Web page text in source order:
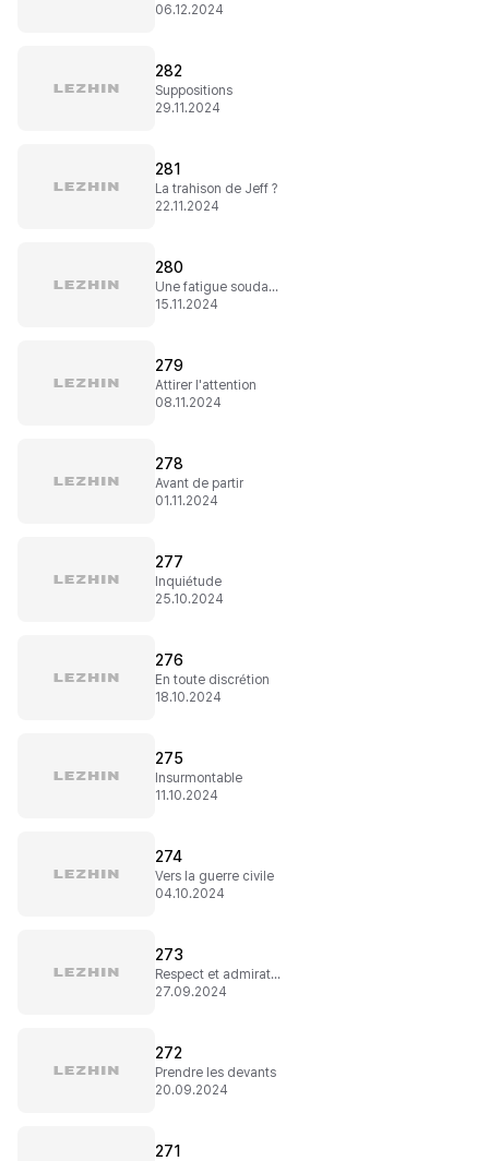
06.12.2024
282
Suppositions
29.11.2024
281
La trahison de Jeff ?
22.11.2024
280
Une fatigue soudaine
15.11.2024
279
Attirer l'attention
08.11.2024
278
Avant de partir
01.11.2024
277
Inquiétude
25.10.2024
276
En toute discrétion
18.10.2024
275
Insurmontable
11.10.2024
274
Vers la guerre civile
04.10.2024
273
Respect et admiration
27.09.2024
272
Prendre les devants
20.09.2024
271